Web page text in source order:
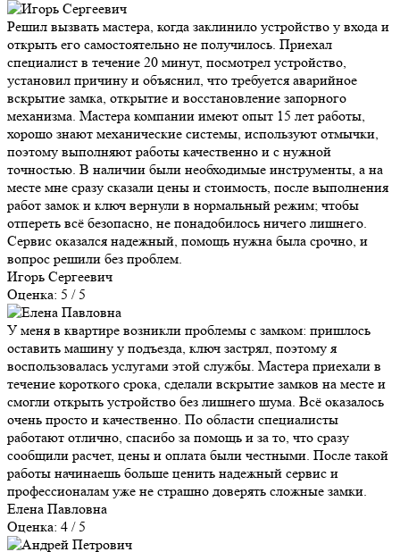
Решил вызвать мастера, когда заклинило устройство у входа и
открыть его самостоятельно не получилось. Приехал
специалист в течение 20 минут, посмотрел устройство,
установил причину и объяснил, что требуется аварийное
вскрытие замка, открытие и восстановление запорного
механизма. Мастера компании имеют опыт 15 лет работы,
хорошо знают механические системы, используют отмычки,
поэтому выполняют работы качественно и с нужной
точностью. В наличии были необходимые инструменты, а на
месте мне сразу сказали цены и стоимость, после выполнения
работ замок и ключ вернули в нормальный режим; чтобы
отпереть всё безопасно, не понадобилось ничего лишнего.
Сервис оказался надежный, помощь нужна была срочно, и
вопрос решили без проблем.
Игорь Сергеевич
Оценка: 5 / 5
У меня в квартире возникли проблемы с замком: пришлось
оставить машину у подъезда, ключ застрял, поэтому я
воспользовалась услугами этой службы. Мастера приехали в
течение короткого срока, сделали вскрытие замков на месте и
смогли открыть устройство без лишнего шума. Всё оказалось
очень просто и качественно. По области специалисты
работают отлично, спасибо за помощь и за то, что сразу
сообщили расчет, цены и оплата были честными. После такой
работы начинаешь больше ценить надежный сервис и
профессионалам уже не страшно доверять сложные замки.
Елена Павловна
Оценка: 4 / 5